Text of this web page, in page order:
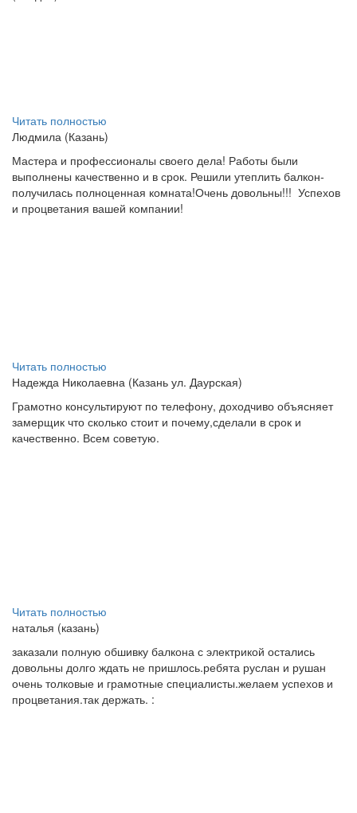
Читать полностью
Людмила (Казань)
Мастера и профессионалы своего дела! Работы были
выполнены качественно и в срок. Решили утеплить балкон-
получилась полноценная комната!Очень довольны!!! Успехов
и процветания вашей компании!
Читать полностью
Надежда Николаевна (Казань ул. Даурская)
Грамотно консультируют по телефону, доходчиво объясняет
замерщик что сколько стоит и почему,сделали в срок и
качественно. Всем советую.
Читать полностью
наталья (казань)
заказали полную обшивку балкона с электрикой остались
довольны долго ждать не пришлось.ребята руслан и рушан
очень толковые и грамотные специалисты.желаем успехов и
процветания.так держать. :